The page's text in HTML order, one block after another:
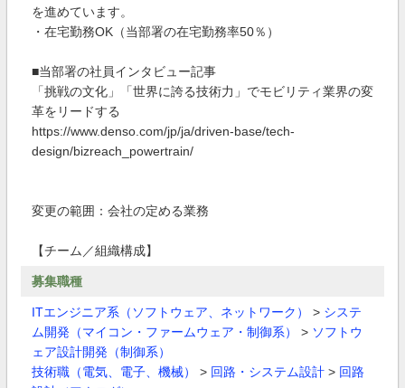
を進めています。
・在宅勤務OK（当部署の在宅勤務率50％）
■当部署の社員インタビュー記事
「挑戦の文化」「世界に誇る技術力」でモビリティ業界の変
革をリードする
https://www.denso.com/jp/ja/driven-base/tech-
design/bizreach_powertrain/
変更の範囲：会社の定める業務
【チーム／組織構成】
募集職種
ITエンジニア系（ソフトウェア、ネットワーク） > システ
ム開発（マイコン・ファームウェア・制御系）
> ソフトウ
ェア設計開発（制御系）
技術職（電気、電子、機械）
> 回路・システム設計 > 回路